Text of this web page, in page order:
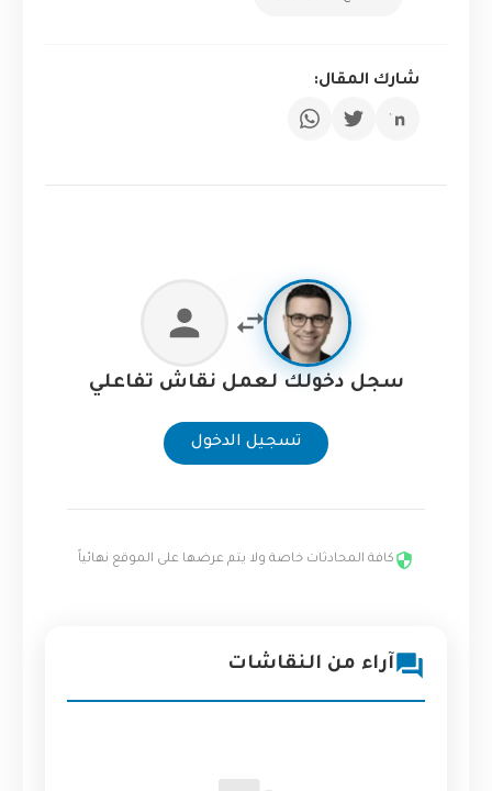
شارك المقال:
سجل دخولك لعمل نقاش تفاعلي
تسجيل الدخول
كافة المحادثات خاصة ولا يتم عرضها على الموقع نهائياً
آراء من النقاشات